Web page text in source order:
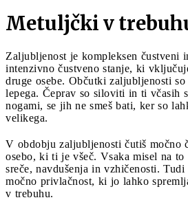
Metuljčki v
Zaljubljenost je kompleksen čustveni
intenzivno čustveno stanje, ki
druge osebe. Občutki zaljubljenosti
lepega. Čeprav so siloviti in ti včasih
nogami, se jih ne smeš bati, ker so
velikega.
V obdobju zaljubljenosti čutiš močno
osebo, ki ti je všeč. Vsaka misel na
sreče, navdušenja in vzhičenosti.
močno privlačnost, ki jo lahko
v trebuhu.